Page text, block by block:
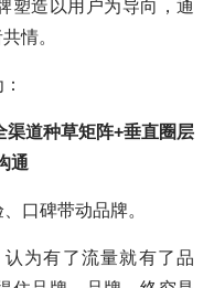
塑造以用户为导向，通
情。
渠道种草矩阵+垂直圈层
通
口碑带动品牌。
为有了流量就有了品